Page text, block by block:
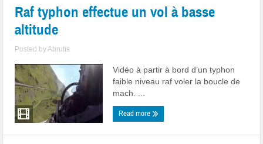
Raf typhon effectue un vol à basse
altitude
Posted byAbrutis
Vidéo à partir à bord d’un typhon
faible niveau raf voler la boucle de
mach. ...
Read more